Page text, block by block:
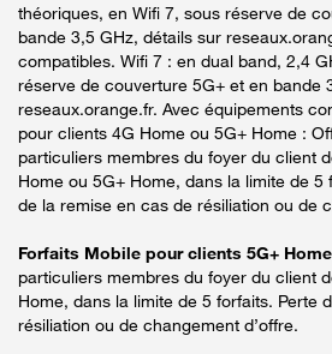
théoriques, en Wifi 7, sous réserve de
bande 3,5 GHz, détails sur
compatibles. Wifi 7 : en dual band, 2,4
réserve de couverture 5G+ et en bande
reseaux.orange.fr. Avec équipements
pour clients 4G Home ou 5G+ Home :
particuliers membres du foyer du client
Home ou 5G+ Home, dans la limite de 5
de la remise en cas de résiliation ou de
Forfaits Mobile pour clients 5G+ Home
particuliers membres du foyer du client
Home, dans la limite de 5 forfaits. Perte
résiliation ou de changement d’offre.